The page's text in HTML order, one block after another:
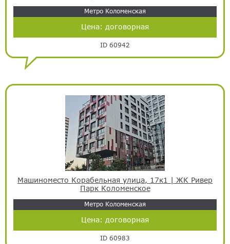
Метро Коломенская
Цена: договорная
ID 60942
Машиноместо Корабельная улица, 17к1 | ЖК Ривер
Парк Коломенское
Метро Коломенская
Цена: договорная
ID 60983